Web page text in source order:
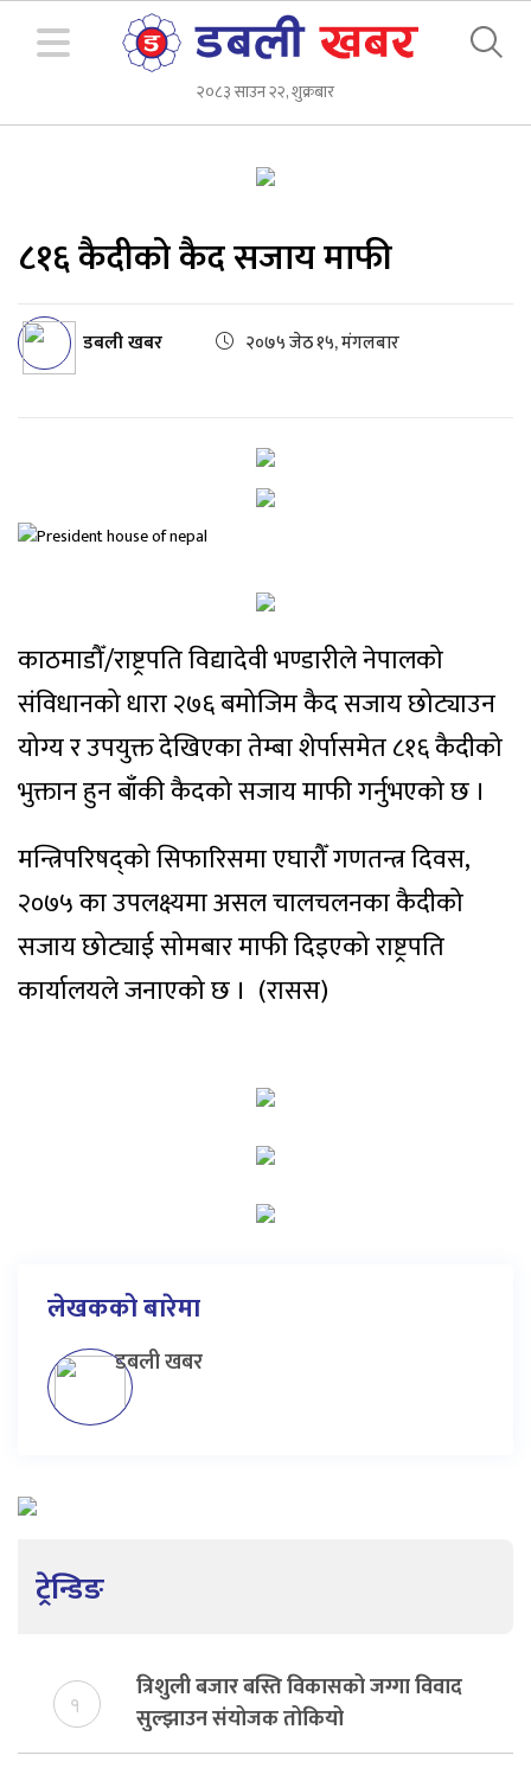
२०८३ साउन २२, शुक्रबार
८१६ कैदीको कैद सजाय माफी
डबली खबर २०७५ जेठ १५, मंगलबार
काठमाडौँ/राष्ट्रपति विद्यादेवी भण्डारीले नेपालको
संविधानको धारा २७६ बमोजिम कैद सजाय छोट्याउन
योग्य र उपयुक्त देखिएका तेम्बा शेर्पासमेत ८१६ कैदीको
भुक्तान हुन बाँकी कैदको सजाय माफी गर्नुभएको छ ।
मन्त्रिपरिषद्को सिफारिसमा एघारौँ गणतन्त्र दिवस,
२०७५ का उपलक्ष्यमा असल चालचलनका कैदीको
सजाय छोट्याई सोमबार माफी दिइएको राष्ट्रपति
कार्यालयले जनाएको छ । (रासस)
लेखकको बारेमा
डबली खबर
ट्रेन्डिङ
१
त्रिशुली बजार बस्ति विकासको जग्गा विवाद
सुल्झाउन संयोजक तोकियो